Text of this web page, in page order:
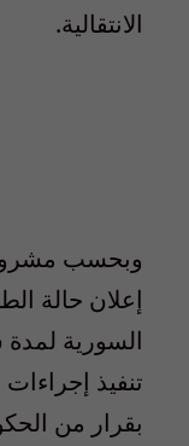
الانتقالية.
وبحسب مشروع
إعلان حالة
السورية
تنفيذ
بقرار من